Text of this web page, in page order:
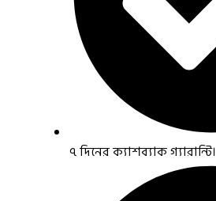
৭ দিনের ক্যাশব্যাক গ্যারান্টি।